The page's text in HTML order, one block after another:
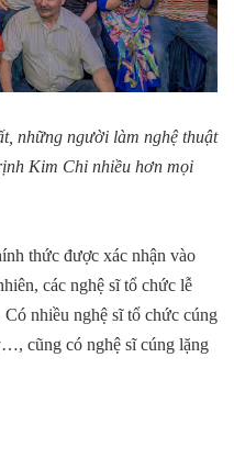
những người làm nghệ thuật
Kim Chi nhiều hơn mọi
thức được xác nhận vào
các nghệ sĩ tổ chức lễ
nhiều nghệ sĩ tổ chức cúng
cũng có nghệ sĩ cúng lặng